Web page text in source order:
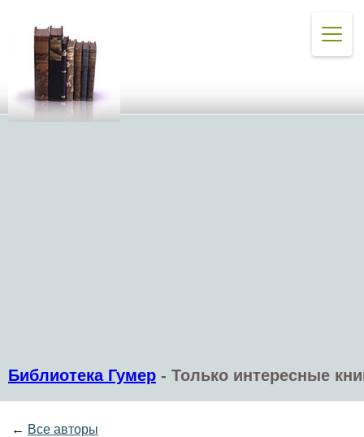
Библиотека Гумер - Только интересные
← Все авторы